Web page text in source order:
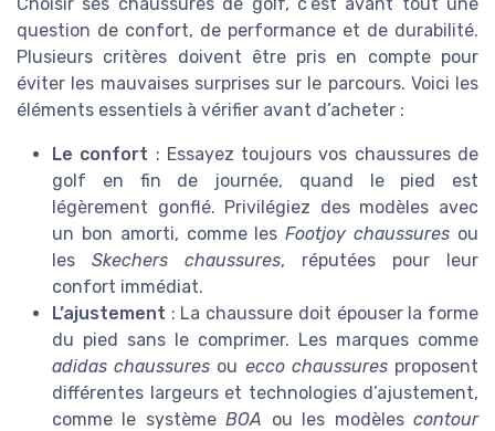
question de confort, de performance et de durabilité.
Plusieurs critères doivent être pris en compte pour
éviter les mauvaises surprises sur le parcours. Voici les
éléments essentiels à vérifier avant d’acheter :
Le confort : Essayez toujours vos chaussures de
golf en fin de journée, quand le pied est
légèrement gonflé. Privilégiez des modèles avec
un bon amorti, comme lesFootjoy chaussures ou
les Skechers chaussures, réputées pour leur
confort immédiat.
L’ajustement : La chaussure doit épouser la forme
du pied sans le comprimer. Les marques comme
adidas chaussures ou ecco chaussuresproposent
différentes largeurs et technologies d’ajustement,
comme le systèmeBOA ou les modèlescontour